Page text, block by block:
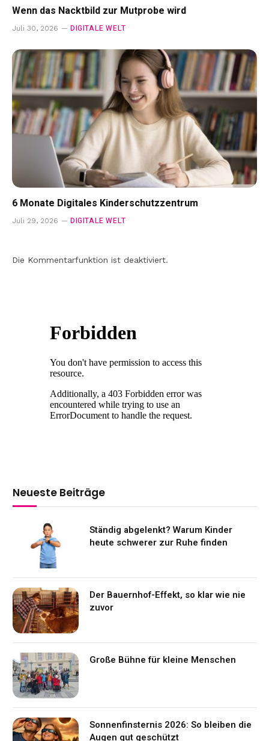
Wenn das Nacktbild zur Mutprobe wird
Juli 30, 2026 DIGITALE WELT
6 Monate Digitales Kinderschutzzentrum
Juli 29, 2026 DIGITALE WELT
Die Kommentarfunktion ist deaktiviert.
Neueste Beiträge
Ständig abgelenkt? Warum Kinder
heute schwerer zur Ruhe finden
Der Bauernhof-Effekt, so klar wie nie
zuvor
Große Bühne für kleine Menschen
Sonnenfinsternis 2026: So bleiben die
Augen gut geschützt